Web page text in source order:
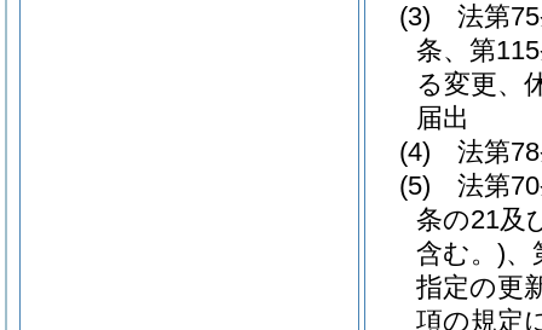
(3)
法第
条、第
る変更、
届出
(4)
法第
(5)
法第
条の21及
含む。)、
指定の更
項の規定